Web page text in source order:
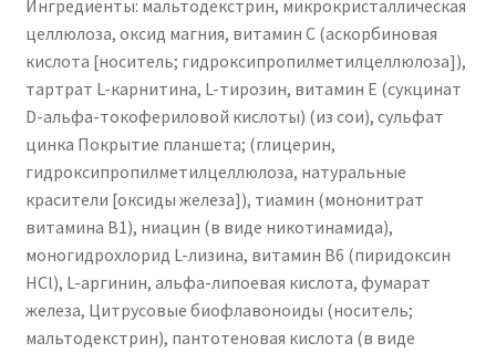
Ингредиенты: мальтодекстрин, микрокристаллическая
целлюлоза, оксид магния, витамин С (аскорбиновая
кислота [носитель; гидроксипропилметилцеллюлоза]),
тартрат L-карнитина, L-тирозин, витамин Е (сукцинат
D-альфа-токофериловой кислоты) (из сои), сульфат
цинка Покрытие планшета; (глицерин,
гидроксипропилметилцеллюлоза, натуральные
красители [оксиды железа]), тиамин (мононитрат
витамина B1), ниацин (в виде никотинамида),
моногидрохлорид L-лизина, витамин B6 (пиридоксин
HCl), L-аргинин, альфа-липоевая кислота, фумарат
железа, Цитрусовые биофлавоноиды (носитель;
мальтодекстрин), пантотеновая кислота (в виде